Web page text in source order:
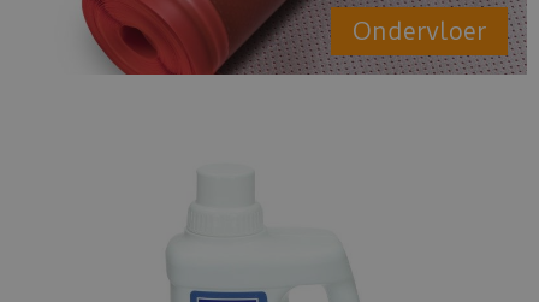
Ondervloer